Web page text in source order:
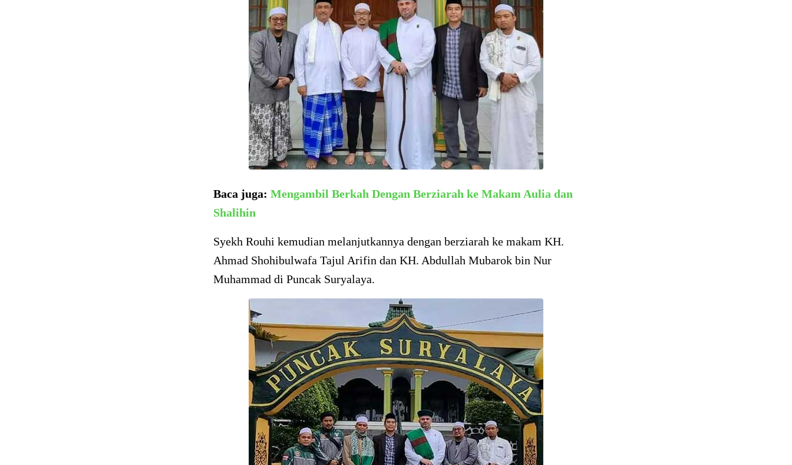
Baca juga: Mengambil Berkah Dengan Berziarah ke Makam Aulia dan
Shalihin
Syekh Rouhi kemudian melanjutkannya dengan berziarah ke makam KH.
Ahmad Shohibulwafa Tajul Arifin dan KH. Abdullah Mubarok bin Nur
Muhammad di Puncak Suryalaya.